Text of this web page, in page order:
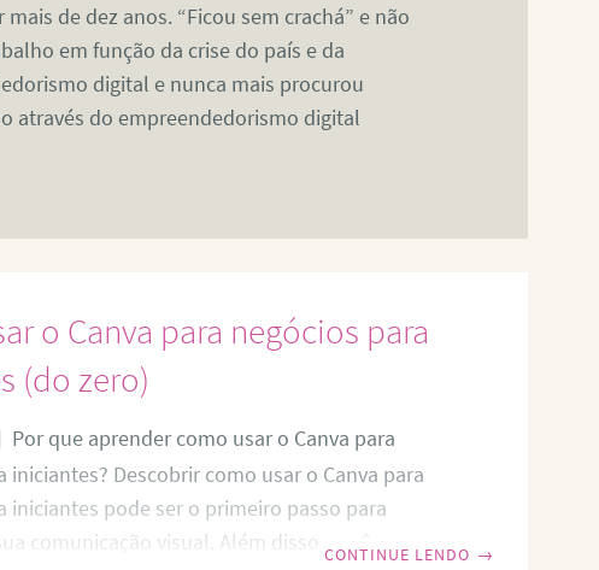
de dez anos. “Ficou sem crachá” e não
em função da crise do país e da
digital e nunca mais procurou
através do empreendedorismo digital
o Canva para negócios para
(do zero)
Por que aprender como usar o Canva para
iniciantes? Descobrir como usar o Canva para
iniciantes pode ser o primeiro passo para
comunicação visual. Além disso, vocêCONTINUE LENDO →